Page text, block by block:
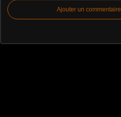
Ajouter un commentaire